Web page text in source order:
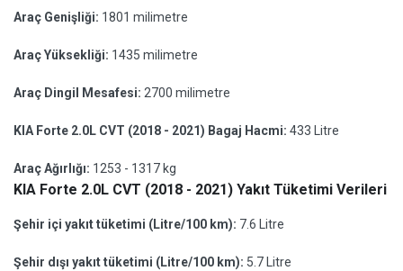
Araç Genişliği: 1801 milimetre
Araç Yüksekliği: 1435 milimetre
Araç Dingil Mesafesi: 2700 milimetre
KIA Forte 2.0L CVT (2018 - 2021) Bagaj Hacmi: 433 Litre
Araç Ağırlığı: 1253 - 1317 kg
KIA Forte 2.0L CVT (2018 - 2021) Yakıt Tüketimi Verileri
Şehir içi yakıt tüketimi (Litre/100 km): 7.6 Litre
Şehir dışı yakıt tüketimi (Litre/100 km): 5.7 Litre